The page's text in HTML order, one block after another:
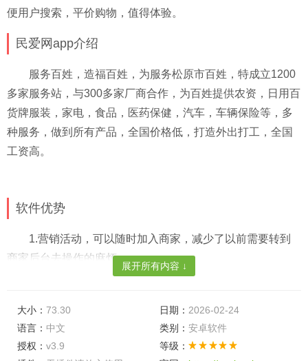
便用户搜索，平价购物，值得体验。
民爱网app介绍
服务百姓，造福百姓，为服务松原市百姓，特成立1200
多家服务站，与300多家厂商合作，为百姓提供农资，日用百
货牌服装，家电，食品，医药保健，汽车，车辆保险等，多
种服务，做到所有产品，全国价格低，打造外出打工，全国
工资高。
软件优势
1.营销活动，可以随时加入商家，减少了以前需要转到
商家后台去操作的麻烦
审核更新商家位置
3.商家后台，创建商品分类时，支持多种分类
展开所有内容 ↓
大小： 73.30 日期： 2026-02-24
语言： 中文 类别： 安卓软件
授权： v3.9
等级：